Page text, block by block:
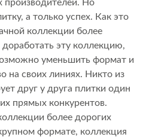
производителей. Но
а только успех. Как это
коллекции более
эту коллекцию,
уменьшить формат и
на своих линиях. Никто из
друг у друга плитки один
прямых конкурентов.
более дорогих
формате, коллекция